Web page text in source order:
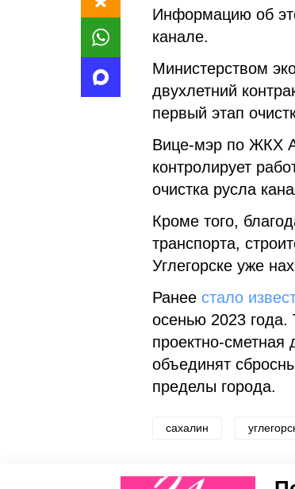
Информацию об
канале.
Министерством
двухлетний
первый этап
Вице-мэр по ЖКХ
контролирует
очистка русла
Кроме того,
транспорта,
Углегорске уже
Ранее стало
осенью 2023 года.
проектно-сметная
объединят
пределы города.
сахалин
Понравилась статья?